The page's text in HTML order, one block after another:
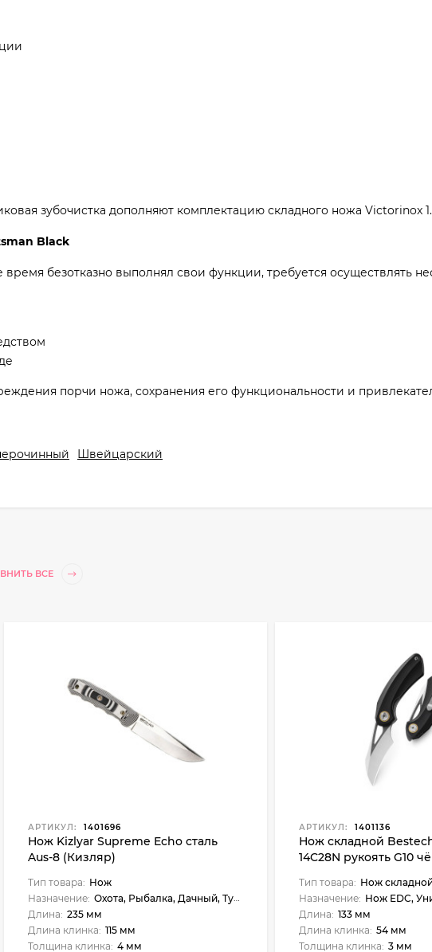
зубочистка дополняют комплектацию складного ножа Victorinox
Black
время безотказно выполнял свои функции, требуется осуществлять
порчи ножа, сохранения его функциональности и
Швейцарский
ВСЕ
АРТИКУЛ: 1401696
Нож Kizlyar Supreme Echo сталь
Aus-8 (Кизляр)
Тип товара: Нож
Назначение: Охота, Рыбалка, Дачный, Туристический, Универсальный
Длина: 235 мм
Длина клинка: 115 мм
Толщина клинка: 4 мм
АРТИКУЛ: 1401136
Нож складной
14C28N рукоять G10
Тип товара: Нож
Назначение: Нож EDC,
Длина: 133 мм
Длина клинка: 54 мм
Толщина клинка: 3 мм